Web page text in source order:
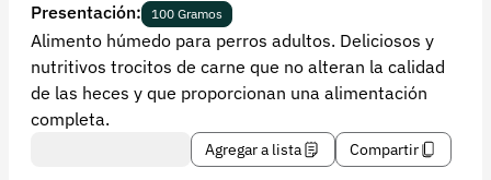
Presentación: 100 Gramos
Alimento húmedo para perros adultos. Deliciosos y
nutritivos trocitos de carne que no alteran la calidad
de las heces y que proporcionan una alimentación
completa.
Agregar a lista Compartir
Soporte
+57 323 2931928
contacto@croper.com
© 2026 Croper.com Todos los derechos reservados